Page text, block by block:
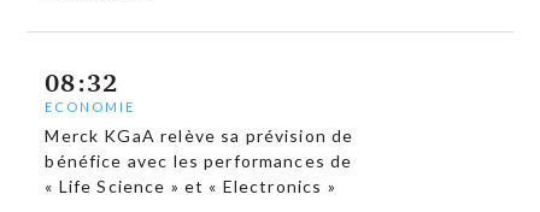
08:32
ECONOMIE
Merck KGaA relève sa prévision de
bénéfice avec les performances de
« Life Science » et « Electronics »